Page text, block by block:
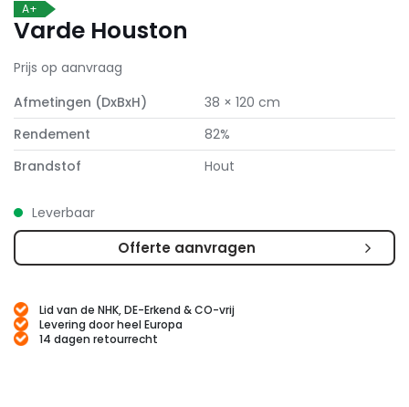
A+
Varde Houston
Prijs op aanvraag
Afmetingen (DxBxH)
38 × 120 cm
Rendement
82%
Brandstof
Hout
Leverbaar
Offerte aanvragen
Lid van de NHK, DE-Erkend & CO-vrij
Levering door heel Europa
14 dagen retourrecht